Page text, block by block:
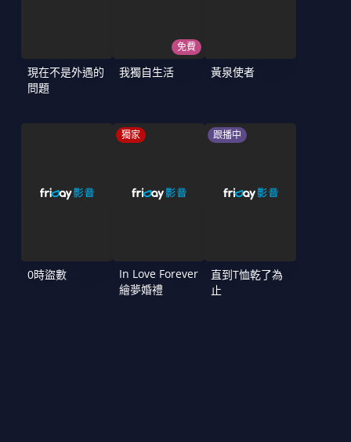
現在不是外遇的
問題
免費
我獨自生活 黃泉使者
0時盜數
獨家
In Love Forever
繪夢婚禮
跟播中
直到T恤乾了為
止